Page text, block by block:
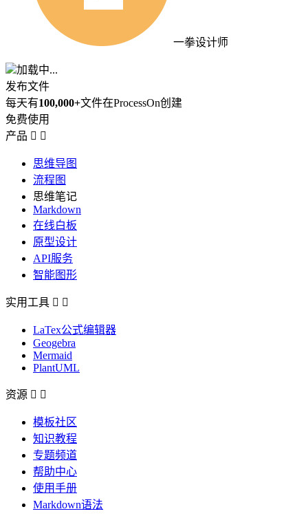
一拳设计师
加载中...
发布文件
每天有100,000+文件在ProcessOn创建
免费使用
产品  
思维导图
流程图
思维笔记
Markdown
在线白板
原型设计
API服务
智能图形
实用工具  
LaTex公式编辑器
Geogebra
Mermaid
PlantUML
资源  
模板社区
知识教程
专题频道
帮助中心
使用手册
Markdown语法